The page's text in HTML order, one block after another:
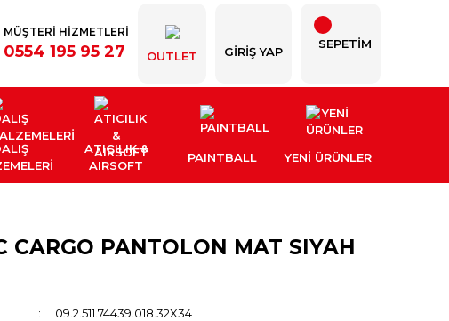
MÜŞTERİ HİZMETLERİ
0554 195 95 27 OUTLET GIRIŞ YAP
SEPETİM
ATICILIK &
AIRSOFT
PAINTBALL YENI ÜRÜNLER
CARGO PANTOLON MAT SIYAH
09.2.511.74439.018.32X34